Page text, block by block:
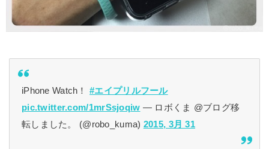
iPhone Watch！#エイプリルフール
pic.twitter.com/1mrSsjoqiw — ロボくま @ブログ移
転しました。 (@robo_kuma) 2015, 3月 31